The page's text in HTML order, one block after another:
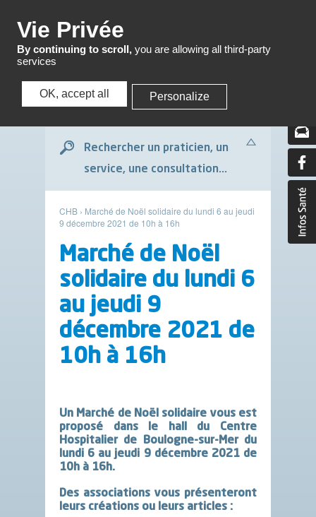
Menu
Rechercher un praticien, un
service, une consultation...
CHB › Marché de Noël solidaire du lundi 6 au jeudi
9 décembre 2021 de 10h à 16h
Marché de Noël
solidaire du lundi 6
au jeudi 9
décembre 2021 de
10h à 16h
Un Marché de Noël solidaire vous est
proposé dans le hall du Centre
Hospitalier de Boulogne-sur-Mer du
lundi 6 au jeudi 9 décembre 2021 de
10h à 16h.
Des associations vous présenteront
leurs créations ou leurs articles :
Vie Privée
By continuing to scroll, you are allowing all third-party
services
OK, accept all Personalize